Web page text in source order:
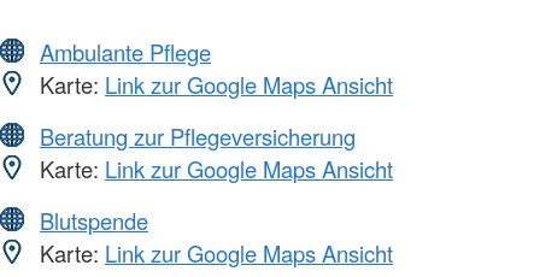
Ambulante Pflege
Karte: Link zur Google Maps Ansicht
Beratung zur Pflegeversicherung
Karte: Link zur Google Maps Ansicht
Blutspende
Karte: Link zur Google Maps Ansicht